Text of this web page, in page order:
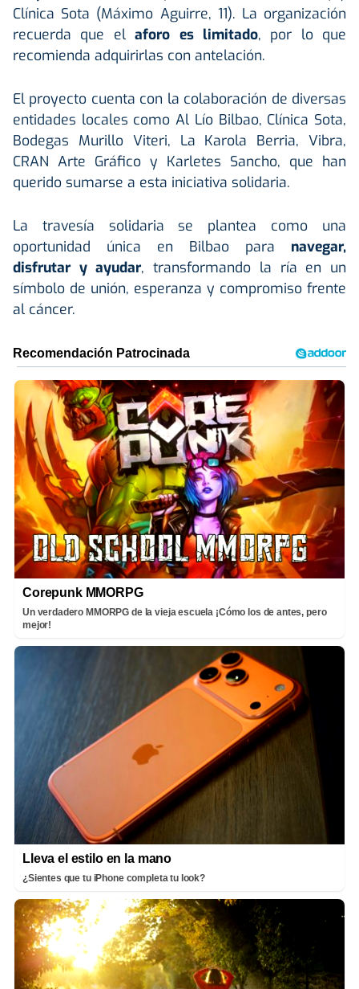
Clínica Sota (Máximo Aguirre, 11). La organización
recuerda que elaforo es limitado, por lo que
recomienda adquirirlas con antelación.
El proyecto cuenta con la colaboración de diversas
entidades locales como Al Lío Bilbao, Clínica Sota,
Bodegas Murillo Viteri, La Karola Berria, Vibra,
CRAN Arte Gráfico y Karletes Sancho, que han
querido sumarse a esta iniciativa solidaria.
La travesía solidaria se plantea como una
oportunidad única en Bilbao para navegar,
disfrutar y ayudar, transformando la ría en un
símbolo de unión, esperanza y compromiso frente
al cáncer.
Corepunk MMORPG
Un verdadero MMORPG de la vieja escuela ¡Cómo los de antes, pero
mejor!
Lleva el estilo en la mano
¿Sientes que tu iPhone completa tu look?